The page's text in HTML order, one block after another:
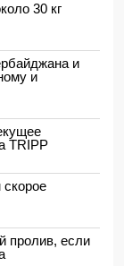
30 кг
и
и
TRIPP
пролив, если